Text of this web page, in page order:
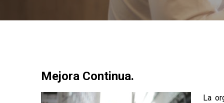
Mejora Continua.
La